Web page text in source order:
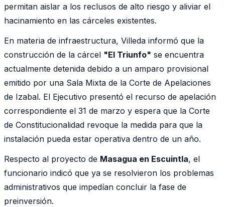
permitan aislar a los reclusos de alto riesgo y aliviar el
hacinamiento en las cárceles existentes.
En materia de infraestructura, Villeda informó que la
construcción de la cárcel "El Triunfo" se encuentra
actualmente detenida debido a un amparo provisional
emitido por una Sala Mixta de la Corte de Apelaciones
de Izabal. El Ejecutivo presentó el recurso de apelación
correspondiente el 31 de marzo y espera que la Corte
de Constitucionalidad revoque la medida para que la
instalación pueda estar operativa dentro de un año.
Respecto al proyecto de Masagua en Escuintla, el
funcionario indicó que ya se resolvieron los problemas
administrativos que impedían concluir la fase de
preinversión.